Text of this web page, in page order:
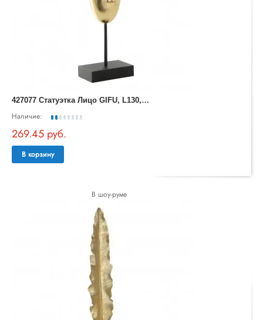
4
27077 Статуэтка Лицо GIFU, L130, B80, H460, пластик, золотой, черный
Наличие:
269.45 руб.
В корзину
В шоу-руме